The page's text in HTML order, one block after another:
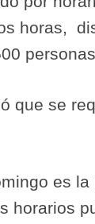
horas,
que se
es
horarios